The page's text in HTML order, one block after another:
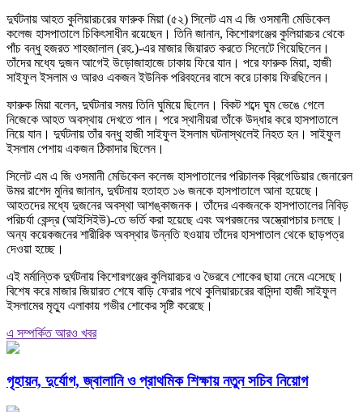
দুর্ঘটনায় আহত কুলিয়ারচরের ফারুক মিয়া (৫২) সিলেট এম এ জি ওসমানী মেডিকেল
কলেজ হাসপাতালে চিকিৎসাধীন রয়েছেন। তিনি জানান, কিশোরগঞ্জের কুলিয়ারচর থেকে
পাঁচ বন্ধু হজরত শাহজালাল (রহ.)-এর মাজার জিয়ারত করতে সিলেটে গিয়েছিলেন।
তাঁদের মধ্যে দুজন আগেই উড়োজাহাজে ঢাকায় ফিরে যান। পরে ফারুক মিয়া, হাজী
সাইফুল ইসলাম ও আরও একজন ইউনিক পরিবহনের বাসে করে ঢাকায় ফিরছিলেন।
ফারুক মিয়া বলেন, দুর্ঘটনার সময় তিনি ঘুমিয়ে ছিলেন। বিকট শব্দে ঘুম ভেঙে গেলে
নিজেকে আহত অবস্থায় দেখতে পান। পরে স্থানীয়রা তাঁকে উদ্ধার করে হাসপাতালে
নিয়ে যান। দুর্ঘটনায় তাঁর বন্ধু হাজী সাইফুল ইসলাম ঘটনাস্থলেই নিহত হন। সাইফুল
ইসলাম পেশায় একজন ঠিকাদার ছিলেন।
সিলেট এম এ জি ওসমানী মেডিকেল কলেজ হাসপাতালের পরিচালক ব্রিগেডিয়ার জেনারেল
উমর রাশেদ মুনির জানান, দুর্ঘটনায় হতাহত ১৬ জনকে হাসপাতালে আনা হয়েছে।
আহতদের মধ্যে দুজনের অবস্থা আশঙ্কাজনক। তাঁদের একজনকে হাসপাতালের নিবিড়
পরিচর্যা কেন্দ্র (আইসিইউ)-তে ভর্তি করা হয়েছে এবং অপরজনের অস্ত্রোপচার চলছে।
অন্য কয়েকজনের শারীরিক অবস্থার উন্নতি হওয়ায় তাঁদের হাসপাতাল থেকে ছাড়পত্র
দেওয়া হচ্ছে।
এই মর্মান্তিক দুর্ঘটনায় কিশোরগঞ্জের কুলিয়ারচর ও ভৈরবে শোকের ছায়া নেমে এসেছে।
বিশেষ করে মাজার জিয়ারত শেষে বাড়ি ফেরার পথে কুলিয়ারচরের বাসিন্দা হাজী সাইফুল
ইসলামের মৃত্যু এলাকায় গভীর শোকের সৃষ্টি করেছে।
এ সম্পর্কিত আরও খবর
গৃহায়ন, দুর্যোগ, জ্বালানি ও প্রাথমিক শিক্ষায় নতুন সচিব নিয়োগ